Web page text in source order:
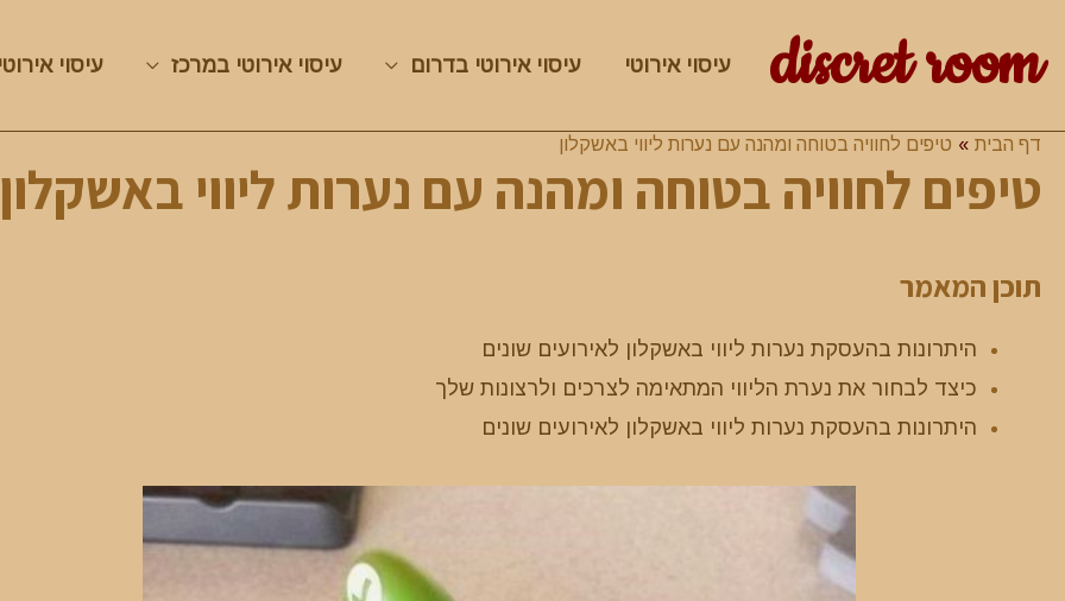
discret room עיסוי אירוטי עיסוי אירוטי בדרום עיסוי אירוטי במרכז עיסוי
דף הבית טיפים לחוויה בטוחה ומהנה עם נערות ליווי באשקלון
טיפים לחוויה בטוחה ומהנה עם נערות ליווי באשקלון
תוכן המאמר
היתרונות בהעסקת נערות ליווי באשקלון לאירועים שונים
כיצד לבחור את נערת הליווי המתאימה לצרכים ולרצונות שלך
היתרונות בהעסקת נערות ליווי באשקלון לאירועים שונים